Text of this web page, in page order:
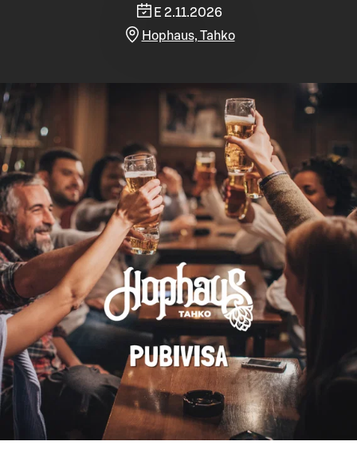
E 2.11.2026
Hophaus, Tahko